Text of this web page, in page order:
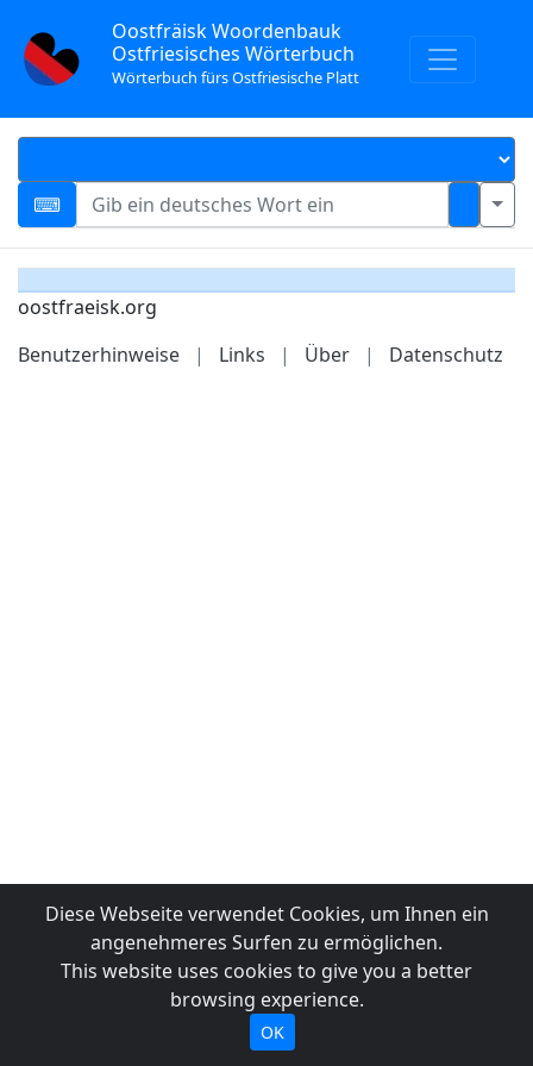
Oostfräisk Woordenbauk
Ostfriesisches Wörterbuch
Wörterbuch fürs Ostfriesische Platt
oostfraeisk.org
Benutzerhinweise
| Links | Über | Datenschutz
Diese Webseite verwendet Cookies, um Ihnen ein
angenehmeres Surfen zu ermöglichen.
This website uses cookies to give you a better
browsing experience.
OK